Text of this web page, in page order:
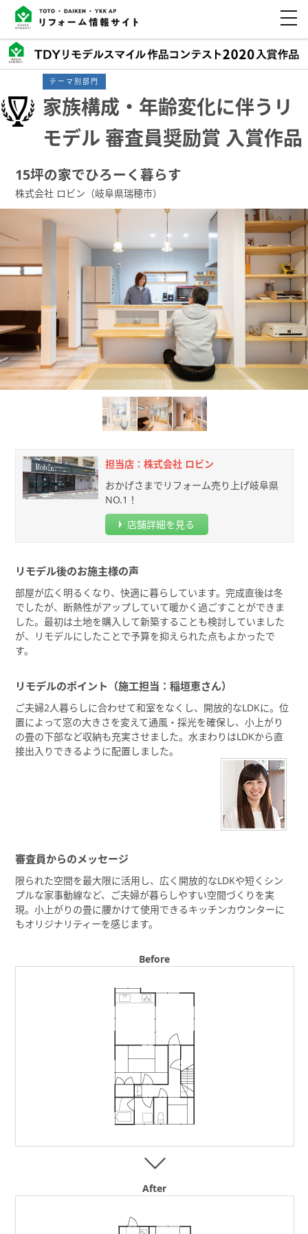
テーマ別部門
家族構成・年齢変化に伴うリ
モデル 審査員奨励賞 入賞作品
15坪の家でひろーく暮らす
株式会社 ロビン（岐阜県瑞穂市）
担当店：株式会社 ロビン
おかげさまでリフォーム売り上げ岐阜県
NO.1！
店舗詳細を見る
リモデル後のお施主様の声
部屋が広く明るくなり、快適に暮らしています。完成直後は冬
でしたが、断熱性がアップしていて暖かく過ごすことができま
した。最初は土地を購入して新築することも検討していました
が、リモデルにしたことで予算を抑えられた点もよかったで
す。
リモデルのポイント（施工担当：稲垣恵さん）
ご夫婦2人暮らしに合わせて和室をなくし、開放的なLDKに。位
置によって窓の大きさを変えて通風・採光を確保し、小上がり
の畳の下部など収納も充実させました。水まわりはLDKから直
接出入りできるように配置しました。
審査員からのメッセージ
限られた空間を最大限に活用し、広く開放的なLDKや短くシン
プルな家事動線など、ご夫婦が暮らしやすい空間づくりを実
現。小上がりの畳に腰かけて使用できるキッチンカウンターに
もオリジナリティーを感じます。
Before
After